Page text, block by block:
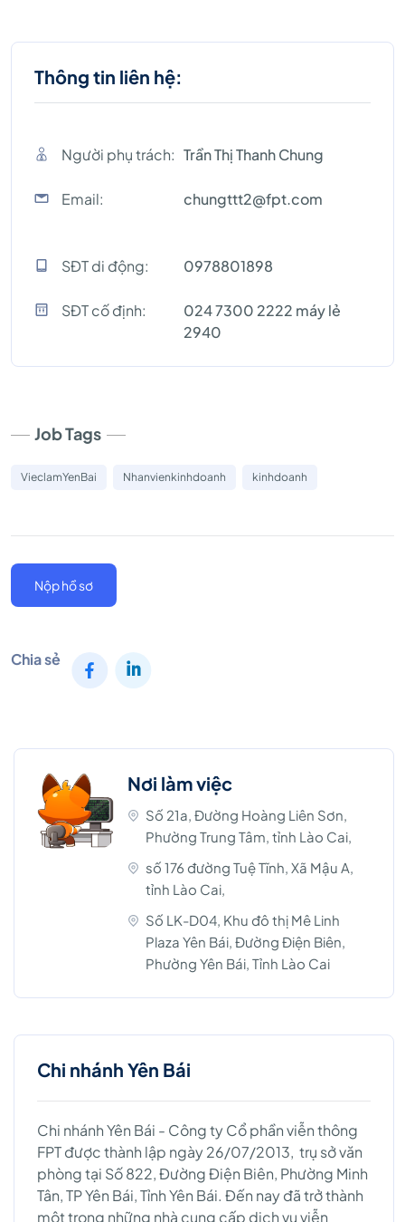
Thông tin liên hệ:
Người phụ trách: Trần Thị Thanh Chung
Email: chungttt2@fpt.com
SĐT di động: 0978801898
SĐT cố định:
024 7300 2222 máy lẻ
2940
Job Tags
VieclamYenBai Nhanvienkinhdoanh kinhdoanh
Nộp hồ sơ
Chia sẻ
Nơi làm việc
Số 21a, Đường Hoàng Liên Sơn,
Phường Trung Tâm, tỉnh Lào Cai,
số 176 đường Tuệ Tĩnh, Xã Mậu A,
tỉnh Lào Cai,
Số LK-D04, Khu đô thị Mê Linh
Plaza Yên Bái, Đường Điện Biên,
Phường Yên Bái, Tỉnh Lào Cai
Chi nhánh Yên Bái
Chi nhánh Yên Bái - Công ty Cổ phần viễn thông
FPT được thành lập ngày 26/07/2013, trụ sở văn
phòng tại Số 822, Đường Điện Biên, Phường Minh
Tân, TP Yên Bái, Tỉnh Yên Bái. Đến nay đã trở thành
một trong những nhà cung cấp dịch vụ viễn